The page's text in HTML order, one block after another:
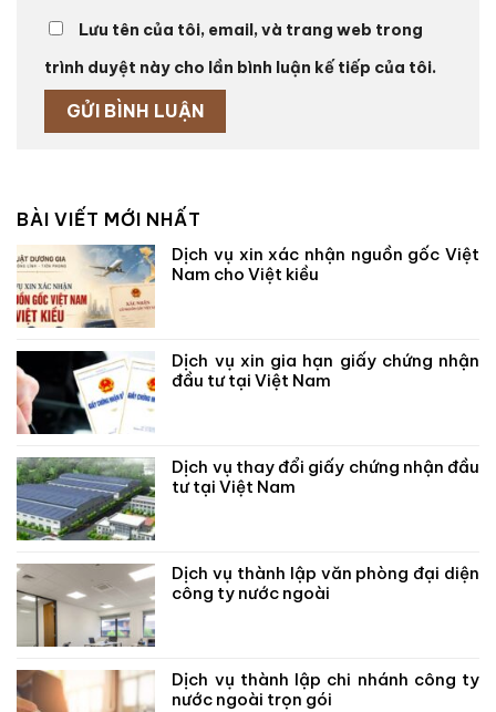
Lưu tên của tôi, email, và trang web trong
trình duyệt này cho lần bình luận kế tiếp của tôi.
BÀI VIẾT MỚI NHẤT
Dịch vụ xin xác nhận nguồn gốc Việt
Nam cho Việt kiều
Dịch vụ xin gia hạn giấy chứng nhận
đầu tư tại Việt Nam
Dịch vụ thay đổi giấy chứng nhận đầu
tư tại Việt Nam
Dịch vụ thành lập văn phòng đại diện
công ty nước ngoài
Dịch vụ thành lập chi nhánh công ty
nước ngoài trọn gói